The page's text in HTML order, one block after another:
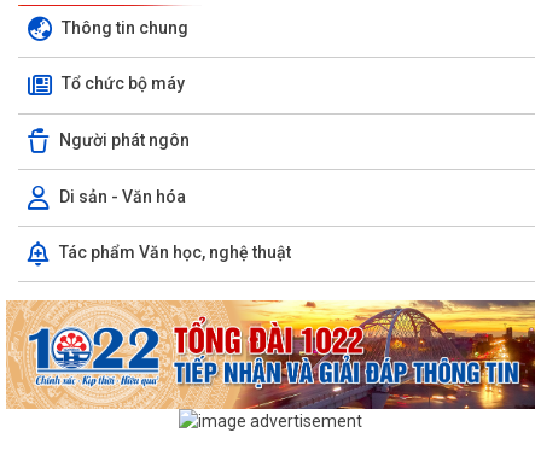
Thông tin chung
Tổ chức bộ máy
Người phát ngôn
Di sản - Văn hóa
Tác phẩm Văn học, nghệ thuật
KHAI MẠC TUẦN LỄ TÌNH NGUYỆN “HÀNH TRÌNH HẠNH PHÚC” NĂM
HỘI NGHỊ GIAO BAN UBND XÃ QUYẾT THẮNG: ĐÁNH GIÁ KẾT QUẢ
THỰC HIỆN NHIỆM VỤ THÁNG 7, TRIỂN KHAI...
Công bố thủ tục hành chính nội bộ được sửa đổi, bổ sung thuộc phạm
vi, chức năng quản lý của Sở Xây...
TTHC thực hiện không phụ thuộc vào địa giới hành chính trong phạm
vi thành phố Hải Phòng (Lĩnh vực...